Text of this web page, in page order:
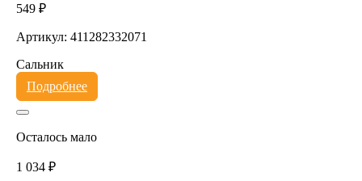
549 ₽
Артикул: 411282332071
Сальник
Подробнее
Осталось мало
1 034 ₽